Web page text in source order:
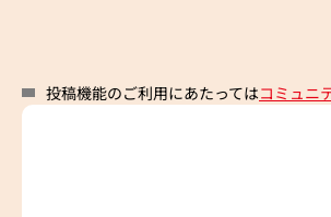
投稿機能のご利用にあたってはコミュニ